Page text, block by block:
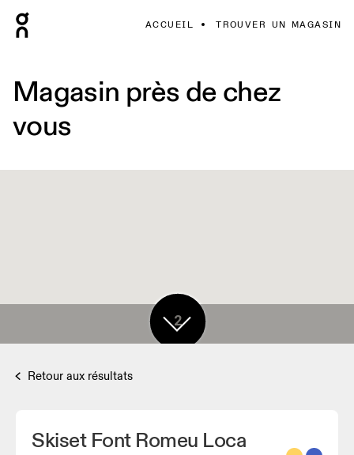
ACCUEIL TROUVER UN MAGASIN
Magasin près de chez
vous
2
Retour aux résultats
Skiset Font Romeu Loca